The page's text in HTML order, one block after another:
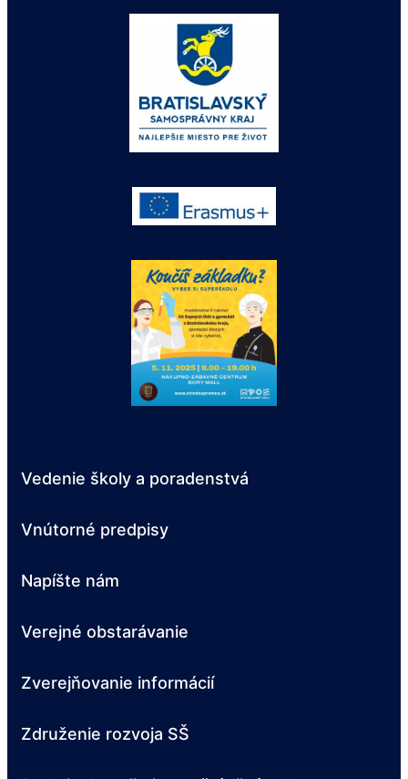
Vedenie školy a poradenstvá
Vnútorné predpisy
Napíšte nám
Verejné obstarávanie
Zverejňovanie informácií
Združenie rozvoja SŠ